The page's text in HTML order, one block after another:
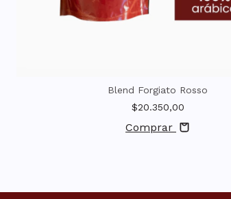
Blend Forgiato Rosso
$20.350,00
Comprar